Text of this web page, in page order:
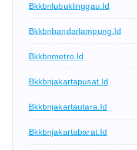
Bkkbnlubuklinggau.id
Bkkbnbandarlampung.id
Bkkbnmetro.id
Bkkbnjakartapusat.id
Bkkbnjakartautara.id
Bkkbnjakartabarat.id